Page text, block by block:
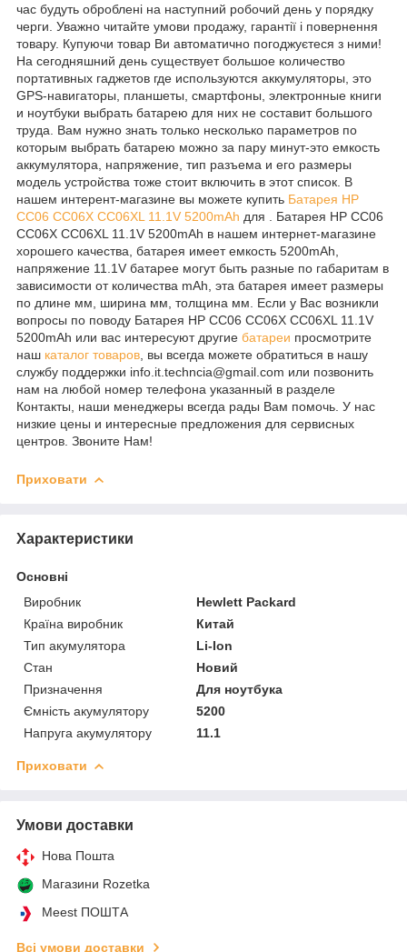
час будуть оброблені на наступний робочий день у порядку
черги. Уважно читайте умови продажу, гарантії і повернення
товару. Купуючи товар Ви автоматично погоджуєтеся з ними!
На сегодняшний день существует большое количество
портативных гаджетов где используются аккумуляторы, это
GPS-навигаторы, планшеты, смартфоны, электронные книги
и ноутбуки выбрать батарею для них не составит большого
труда. Вам нужно знать только несколько параметров по
которым выбрать батарею можно за пару минут-это емкость
аккумулятора, напряжение, тип разъема и его размеры
модель устройства тоже стоит включить в этот список. В
нашем интерент-магазине вы можете купить Батарея HP
CC06 CC06X CC06XL 11.1V 5200mAh для . Батарея HP CC06
CC06X CC06XL 11.1V 5200mAh в нашем интернет-магазине
хорошего качества, батарея имеет емкость 5200mAh,
напряжение 11.1V батарее могут быть разные по габаритам в
зависимости от количества mAh, эта батарея имеет размеры
по длине мм, ширина мм, толщина мм. Если у Вас возникли
вопросы по поводу Батарея HP CC06 CC06X CC06XL 11.1V
5200mAh или вас интересуют другие батареи просмотрите
наш каталог товаров , вы всегда можете обратиться в нашу
службу поддержки info.it.techncia@gmail.com или позвонить
нам на любой номер телефона указанный в разделе
Контакты, наши менеджеры всегда рады Вам помочь. У нас
низкие цены и интересные предложения для сервисных
центров. Звоните Нам!
Приховати
Характеристики
Основні
Виробник
Hewlett Packard
Країна виробник
Китай
Тип акумулятора
Li-Ion
Стан
Новий
Призначення
Для ноутбука
Ємність акумулятору
5200
Напруга акумулятору
11.1
Приховати
Умови доставки
Нова Пошта
Магазини Rozetka
Meest ПОШТА
Всі умови доставки